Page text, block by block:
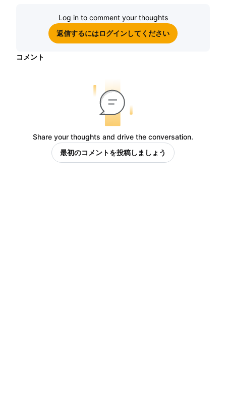
Log in to comment your thoughts
返信するにはログインしてください
コメント
Share your thoughts and drive the conversation.
最初のコメントを投稿しましょう